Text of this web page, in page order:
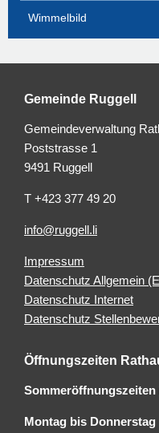
Wimmelbild
Gemeinde Ruggell
Gemeindeverwaltung
Poststrasse 1
9491 Ruggell
T +423 377 49 20
info@ruggell.li
Impressum
Datenschutz Allgemein
Datenschutz Internet
Datenschutz
Öffnungszeiten
Sommeröffnungszeiten
Montag bis Donnerstag